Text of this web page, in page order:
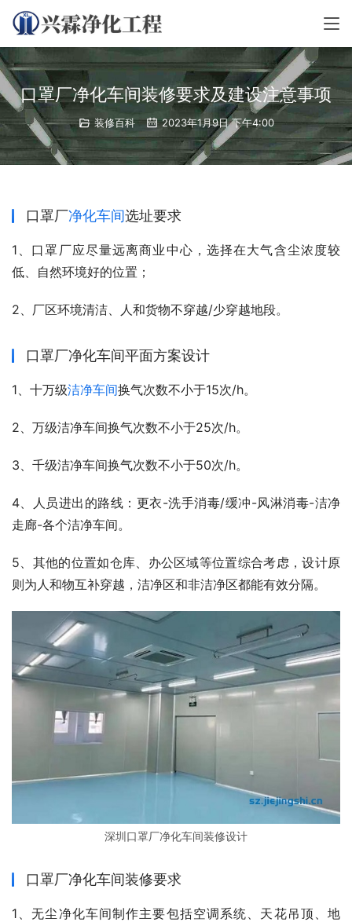
口罩厂净化车间装修要求及建设注意事项
装修百科 2023年1月9日 下午4:00
口罩厂净化车间选址要求
1、口罩厂应尽量远离商业中心，选择在大气含尘浓度较
低、自然环境好的位置；
2、厂区环境清洁、人和货物不穿越/少穿越地段。
口罩厂净化车间平面方案设计
1、十万级洁净车间换气次数不小于15次/h。
2、万级洁净车间换气次数不小于25次/h。
3、千级洁净车间换气次数不小于50次/h。
4、人员进出的路线：更衣-洗手消毒/缓冲-风淋消毒-洁净
走廊-各个洁净车间。
5、其他的位置如仓库、办公区域等位置综合考虑，设计原
则为人和物互补穿越，洁净区和非洁净区都能有效分隔。
深圳口罩厂净化车间装修设计
口罩厂净化车间装修要求
1、无尘净化车间制作主要包括空调系统、天花吊顶、地